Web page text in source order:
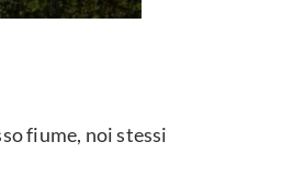
fiume, noi stessi